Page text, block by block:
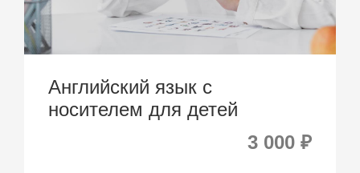
Английский язык с
носителем для детей
3 000 ₽